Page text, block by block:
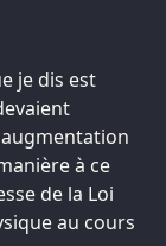
je dis est
à ce
de la Loi
au cours